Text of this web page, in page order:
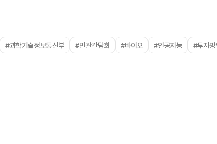
#과학기술정보통신부 #민관간담회 #바이오 #인공지능 #투자